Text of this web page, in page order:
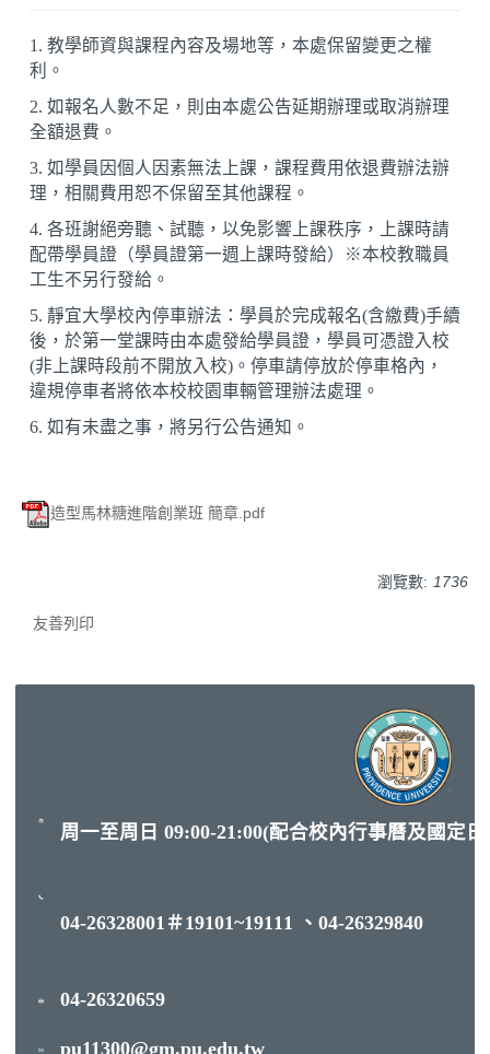
1. 教學師資與課程內容及場地等，本處保留變更之權
利。
2. 如報名人數不足，則由本處公告延期辦理或取消辦理
全額退費。
3. 如學員因個人因素無法上課，課程費用依退費辦法辦
理，相關費用恕不保留至其他課程。
4. 各班謝絕旁聽、試聽，以免影響上課秩序，上課時請
配帶學員證（學員證第一週上課時發給）※本校教職員
工生不另行發給。
5. 靜宜大學校內停車辦法：學員於完成報名(含繳費)手續
後，於第一堂課時由本處發給學員證，學員可憑證入校
(非上課時段前不開放入校)。停車請停放於停車格內，
違規停車者將依本校校園車輛管理辦法處理。
6. 如有未盡之事，將另行公告通知 。
造型馬林糖進階創業班 簡章.pdf
瀏覽數: 1736
友善列印
周一至周日 09:00-21:00(配合校內行事曆及國定
04-26328001＃19101~19111 、04-26329840
04-26320659
pu11300@gm.pu.edu.tw